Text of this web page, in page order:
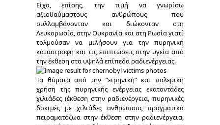
Είχα, επίσης, την τιμή να γνωρίσω
αξιοθαύμαστους ανθρώπους που
συλλαμβάνονταν και διώκονταν στη
Λευκορωσία, στην Ουκρανία και στη Ρωσία γιατί
τολμούσαν να μιλήσουν για την πυρηνική
καταστροφή και τις επιπτώσεις στην υγεία από
την έκθεση στα υψηλά επίπεδα ραδιενέργειας.
Τα θύματα από την “ειρηνική” και πολεμική
χρήση της πυρηνικής ενέργειας εκατοντάδες
χιλιάδες (έκθεση στην ραδιενέργεια, πυρηνικές
δοκιμές με χιλιάδες ανθρώπους πραγματικά
πειραματόζωα στην έκθεση στην ραδιενέργεια,